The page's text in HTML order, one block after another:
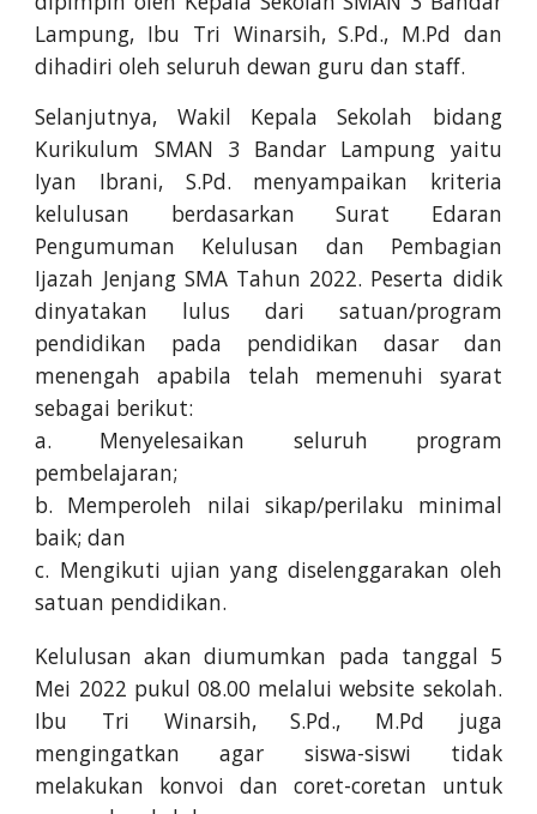
Lampung, Ibu Tri Winarsih, S.Pd., M.Pd dan
dihadiri oleh seluruh dewan guru dan staff.
Selanjutnya, Wakil Kepala Sekolah bidang
Kurikulum SMAN 3 Bandar Lampung yaitu
Iyan Ibrani, S.Pd. menyampaikan kriteria
kelulusan berdasarkan Surat Edaran
Pengumuman Kelulusan dan Pembagian
Ijazah Jenjang SMA Tahun 2022. Peserta didik
dinyatakan lulus dari satuan/program
pendidikan pada pendidikan dasar dan
menengah apabila telah memenuhi syarat
sebagai berikut:
a. Menyelesaikan seluruh program
pembelajaran;
b. Memperoleh nilai sikap/perilaku minimal
baik; dan
c. Mengikuti ujian yang diselenggarakan oleh
satuan pendidikan.
Kelulusan akan diumumkan pada tanggal 5
Mei 2022 pukul 08.00 melalui website sekolah.
Ibu Tri Winarsih, S.Pd., M.Pd juga
mengingatkan agar siswa-siswi tidak
melakukan konvoi dan coret-coretan untuk